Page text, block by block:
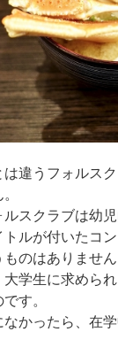
違うフォルス
スクラブは幼児
ルが付いたコ
のはありません
学生に求めら
す。
かったら、在